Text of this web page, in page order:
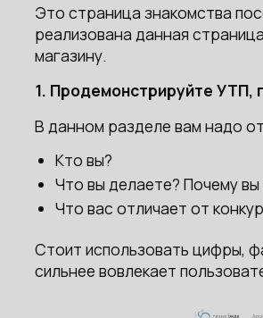
Это страница знакомства
реализована данная
магазину.
1. Продемонстрируйте УТП,
В данном разделе вам надо
Кто вы?
Что вы делаете? Почему
Что вас отличает от
Стоит использовать цифры,
сильнее вовлекает